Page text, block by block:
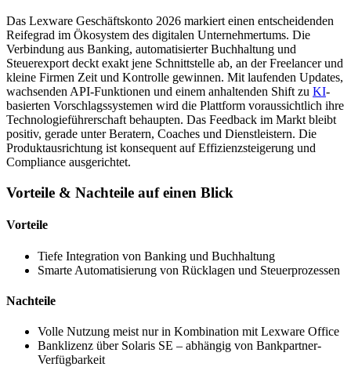
Das Lexware Geschäftskonto 2026 markiert einen entscheidenden
Reifegrad im Ökosystem des digitalen Unternehmertums. Die
Verbindung aus Banking, automatisierter Buchhaltung und
Steuerexport deckt exakt jene Schnittstelle ab, an der Freelancer und
kleine Firmen Zeit und Kontrolle gewinnen. Mit laufenden Updates,
wachsenden API-Funktionen und einem anhaltenden Shift zu KI-
basierten Vorschlagssystemen wird die Plattform voraussichtlich ihre
Technologieführerschaft behaupten. Das Feedback im Markt bleibt
positiv, gerade unter Beratern, Coaches und Dienstleistern. Die
Produktausrichtung ist konsequent auf Effizienzsteigerung und
Compliance ausgerichtet.
Vorteile & Nachteile auf einen Blick
Vorteile
Tiefe Integration von Banking und Buchhaltung
Smarte Automatisierung von Rücklagen und Steuerprozessen
Nachteile
Volle Nutzung meist nur in Kombination mit Lexware Office
Banklizenz über Solaris SE – abhängig von Bankpartner-
Verfügbarkeit